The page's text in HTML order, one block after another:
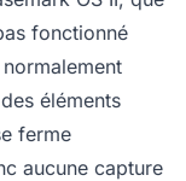
fonctionné
éléments
ferme
aucune capture